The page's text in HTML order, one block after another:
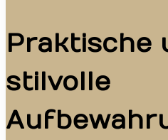
Praktische
stilvolle